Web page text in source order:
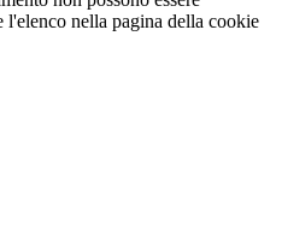
nella pagina della cookie